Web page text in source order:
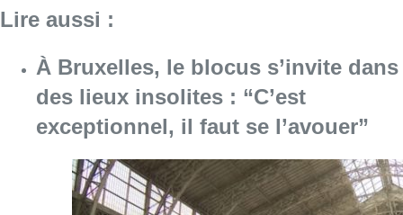
Lire aussi :
À Bruxelles, le blocus s’invite dans
des lieux insolites : “C’est
exceptionnel, il faut se l’avouer”